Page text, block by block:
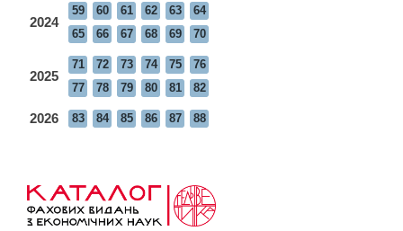
2024
59 60 61 62 63
64
65
66 67 68 69 70
2025
71 72 73 74 75
76
77
78 79 80 81 82
2026 83 84 85 86 87 88